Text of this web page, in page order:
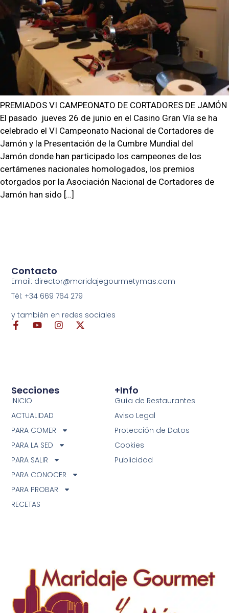
PREMIADOS VI CAMPEONATO DE CORTADORES DE JAMÓN
El pasado jueves 26 de junio en el Casino Gran Vía se ha
celebrado el VI Campeonato Nacional de Cortadores de
Jamón y la Presentación de la Cumbre Mundial del
Jamón donde han participado los campeones de los
certámenes nacionales homologados, los premios
otorgados por la Asociación Nacional de Cortadores de
Jamón han sido […]
+info
Guía de Restaurantes
Aviso Legal
Protección de Datos
Cookies
Publicidad
Secciones
INICIO
ACTUALIDAD
PARA COMER
PARA LA SED
PARA SALIR
PARA CONOCER
PARA PROBAR
RECETAS
Contacto
Email: director@maridajegourmetymas.com
Tél: +34 669 764 279
y también en redes sociales